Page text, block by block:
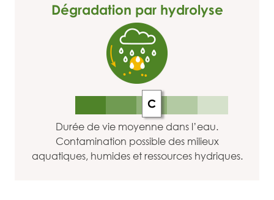
Dégradation par hydrolyse
C
Durée de vie moyenne dans l’eau.
Contamination possible des milieux
aquatiques, humides et ressources hydriques.